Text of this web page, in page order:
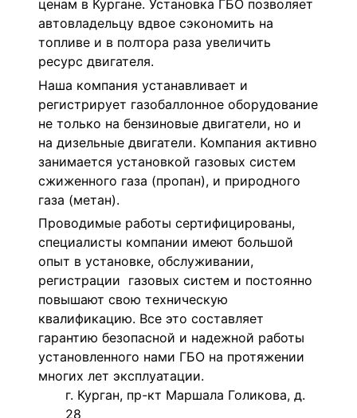
ценам в Кургане. Установка ГБО позволяет
автовладельцу вдвое сэкономить на
топливе и в полтора раза увеличить
ресурс двигателя.
Наша компания устанавливает и
регистрирует газобаллонное оборудование
не только на бензиновые двигатели, но и
на дизельные двигатели. Компания активно
занимается установкой газовых систем
сжиженного газа (пропан), и природного
газа (метан).
Проводимые работы сертифицированы,
специалисты компании имеют большой
опыт в установке, обслуживании,
регистрации газовых систем и постоянно
повышают свою техническую
квалификацию. Все это составляет
гарантию безопасной и надежной работы
установленного нами ГБО на протяжении
многих лет эксплуатации.
г. Курган, пр-кт Маршала Голикова, д.
28